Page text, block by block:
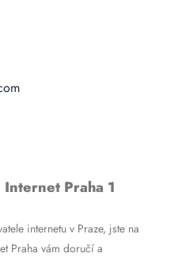
Praha 1
internetu v Praze, jste na
Praha vám doručí a